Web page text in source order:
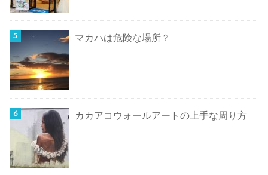
マカハは危険な場所？
カカアコウォールアートの上手な周り方